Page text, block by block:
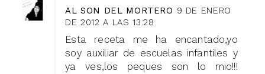
AL SON DEL MORTERO 9 DE ENERO
DE 2012 A LAS 13:28
Esta receta me ha encantado,yo
soy auxiliar de escuelas infantiles y
ya ves,los peques son lo mio!!!